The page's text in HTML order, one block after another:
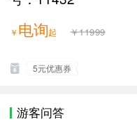
￥ 电询起 ￥11999
5元优惠券
游客问答